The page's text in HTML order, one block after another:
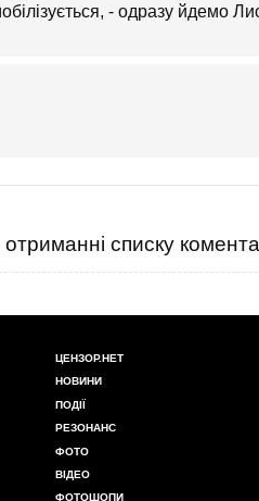
- одразу йдемо
списку
ЦЕНЗОР.НЕТ
НОВИНИ
ПОДІЇ
РЕЗОНАНС
ФОТО
ВІДЕО
ФОТОШОПИ